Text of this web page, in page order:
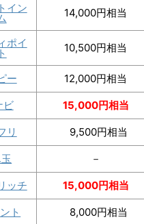
イン 14,000円相当
ポイ 10,500円相当
ー 12,000円相当
ビ 15,000円相当
リ 9,500円相当
－
ッチ 15,000円相当
ト 8,000円相当